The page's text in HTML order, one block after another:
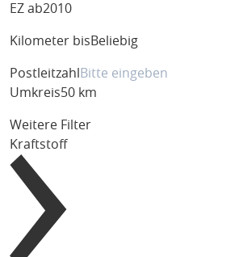
EZ ab2010
Kilometer bis Beliebig
Postleitzahl
Umkreis50 km
Weitere Filter
Kraftstoff